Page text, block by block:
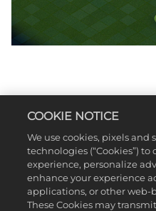
逼真程
COOKIE NOTICE
We use cookies, pixels and
technologies (“Cookies”)
experience, personalize
enhance your experience
applications, or other web-
These Cookies may